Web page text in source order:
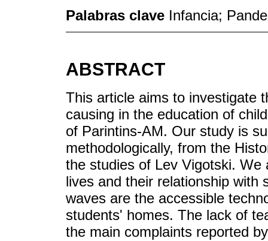
Palabras clave Infancia;
ABSTRACT
This article aims to investigate
causing in the education of
of Parintins-AM. Our study is
methodologically, from the
the studies of Lev Vigotski.
lives and their relationship with
waves are the accessible
students' homes. The lack of
the main complaints reported